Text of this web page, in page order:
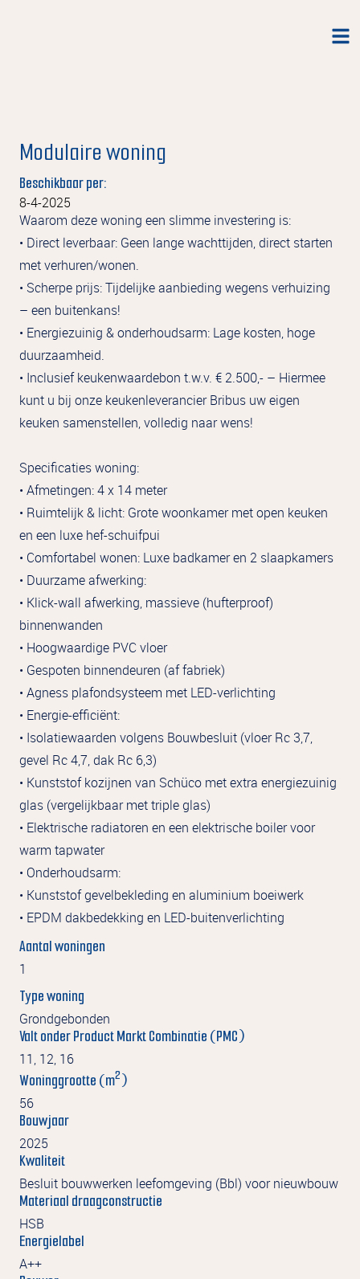
Modulaire woning
Beschikbaar per:
8-4-2025
Waarom deze woning een slimme investering is:
• Direct leverbaar: Geen lange wachttijden, direct starten
met verhuren/wonen.
• Scherpe prijs: Tijdelijke aanbieding wegens verhuizing
– een buitenkans!
• Energiezuinig & onderhoudsarm: Lage kosten, hoge
duurzaamheid.
• Inclusief keukenwaardebon t.w.v. € 2.500,- – Hiermee
kunt u bij onze keukenleverancier Bribus uw eigen
keuken samenstellen, volledig naar wens!
Specificaties woning:
• Afmetingen: 4 x 14 meter
• Ruimtelijk & licht: Grote woonkamer met open keuken
en een luxe hef-schuifpui
• Comfortabel wonen: Luxe badkamer en 2 slaapkamers
• Duurzame afwerking:
• Klick-wall afwerking, massieve (hufterproof)
binnenwanden
• Hoogwaardige PVC vloer
• Gespoten binnendeuren (af fabriek)
• Agness plafondsysteem met LED-verlichting
• Energie-efficiënt:
• Isolatiewaarden volgens Bouwbesluit (vloer Rc 3,7,
gevel Rc 4,7, dak Rc 6,3)
• Kunststof kozijnen van Schüco met extra energiezuinig
glas (vergelijkbaar met triple glas)
• Elektrische radiatoren en een elektrische boiler voor
warm tapwater
• Onderhoudsarm:
• Kunststof gevelbekleding en aluminium boeiwerk
• EPDM dakbedekking en LED-buitenverlichting
Aantal woningen
1
Type woning
Grondgebonden
Valt onder Product Markt Combinatie (PMC)
11, 12, 16
Woninggrootte (m2)
56
Bouwjaar
2025
Kwaliteit
Besluit bouwwerken leefomgeving (Bbl) voor nieuwbouw
Materiaal draagconstructie
HSB
Energielabel
A++